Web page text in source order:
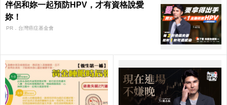
伴侶和妳一起預防HPV，才有資格說愛
妳！
PR．台灣癌症基金會